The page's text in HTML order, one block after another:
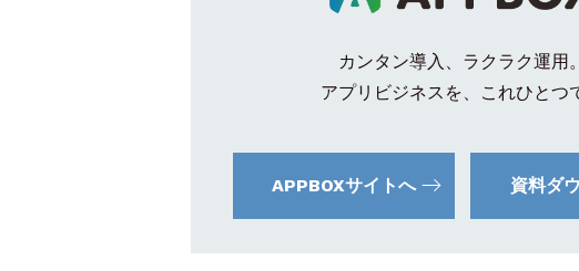
カンタン導入、ラクラク運用。
アプリビジネスを、これひとつ
APPBOXサイトへ 資料ダ